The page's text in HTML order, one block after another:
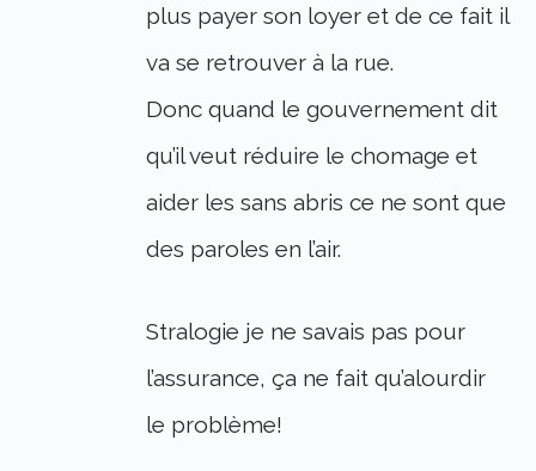
plus payer son loyer et de ce fait il
va se retrouver à la rue.
Donc quand le gouvernement dit
qu’il veut réduire le chomage et
aider les sans abris ce ne sont que
des paroles en l’air.
Stralogie je ne savais pas pour
l’assurance, ça ne fait qu’alourdir
le problème!